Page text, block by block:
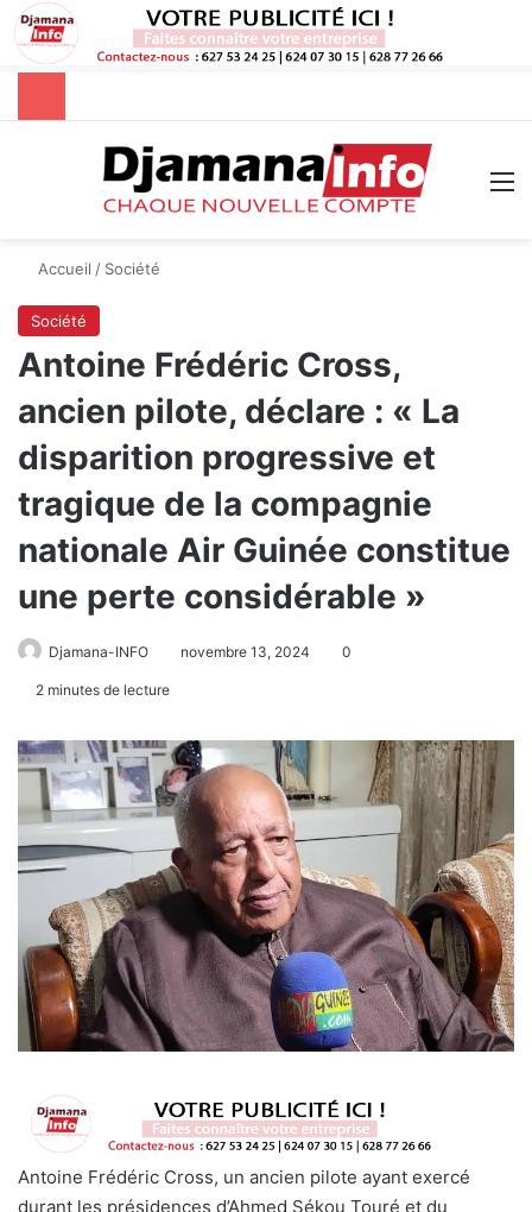
Rechercher
Accueil / Société
Société
Antoine Frédéric Cross,
ancien pilote, déclare : « La
disparition progressive et
tragique de la compagnie
nationale Air Guinée constitue
une perte considérable »
Djamana-INFO novembre 13, 2024 0
2 minutes de lecture
Antoine Frédéric Cross, un ancien pilote ayant exercé
durant les présidences d’Ahmed Sékou Touré et du